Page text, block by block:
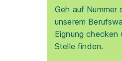
Geh auf Nummer
unserem
Eignung checken
Stelle finden.